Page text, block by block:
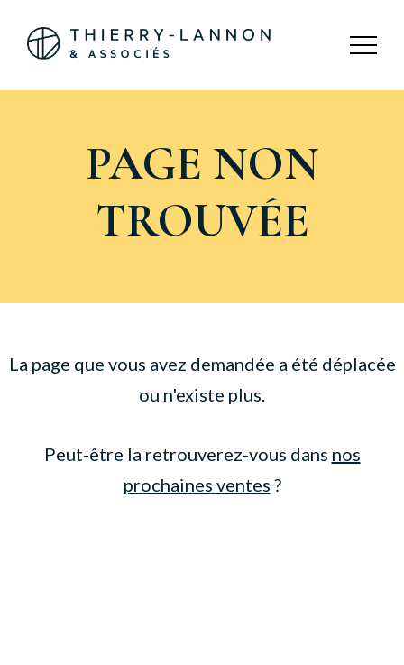
PAGE NON
TROUVÉE
La page que vous avez demandée a été déplacée
ou n'existe plus.
Peut-être la retrouverez-vous dans nos
prochaines ventes ?